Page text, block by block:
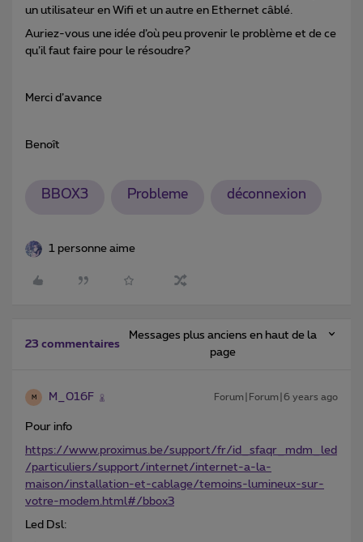
un utilisateur en Wifi et un autre en Ethernet câblé.
Auriez-vous une idée d’où peu provenir le problème et de ce
qu’il faut faire pour le résoudre?
Merci d’avance
Benoît
BBOX3 Probleme déconnexion
1 personne aime
23 commentaires
Messages plus anciens en haut de la
page
M M_016F Forum|Forum|6 years ago
Pour info
https://www.proximus.be/support/fr/id_sfaqr_mdm_led
/particuliers/support/internet/internet-a-la-
maison/installation-et-cablage/temoins-lumineux-sur-
votre-modem.html#/bbox3
Led Dsl: